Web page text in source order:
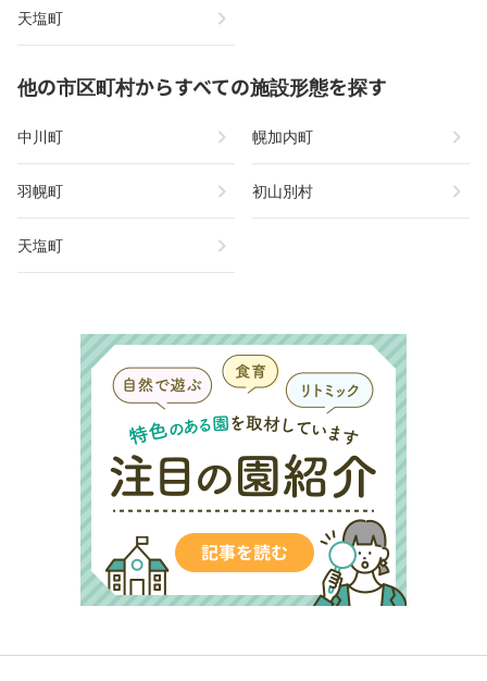
天塩町 chevron_right
他の市区町村からすべての施設形態を探す
中川町 chevron_right 幌加内町 chevron_right
羽幌町 chevron_right 初山別村 chevron_right
天塩町 chevron_right